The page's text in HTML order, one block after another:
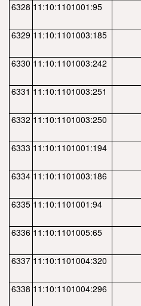
6328 11:10:1101001:95
6329 11:10:1101003:185
6330 11:10:1101003:242
6331 11:10:1101003:251
6332 11:10:1101003:250
6333 11:10:1101001:194
6334 11:10:1101003:186
6335 11:10:1101001:94
6336 11:10:1101005:65
6337 11:10:1101004:320
6338 11:10:1101004:296